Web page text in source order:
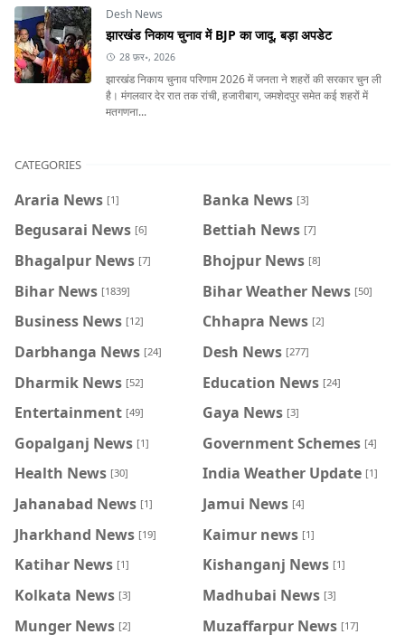
Desh News
झारखंड निकाय चुनाव में BJP का जादू, बड़ा अपडेट
28 फ़र॰, 2026
झारखंड निकाय चुनाव परिणाम 2026 में जनता ने शहरों की सरकार चुन ली
है। मंगलवार देर रात तक रांची, हजारीबाग, जमशेदपुर समेत कई शहरों में
मतगणना...
CATEGORIES
Araria News [1] Banka News [3]
Begusarai News [6] Bettiah News [7]
Bhagalpur News [7] Bhojpur News [8]
Bihar News [1839] Bihar Weather News [50]
Business News [12] Chhapra News [2]
Darbhanga News [24] Desh News [277]
Dharmik News [52] Education News [24]
Entertainment [49] Gaya News [3]
Gopalganj News [1] Government Schemes [4]
Health News [30] India Weather Update [1]
Jahanabad News [1] Jamui News [4]
Jharkhand News [19] Kaimur news [1]
Katihar News [1] Kishanganj News [1]
Kolkata News [3] Madhubai News [3]
Munger News [2] Muzaffarpur News [17]